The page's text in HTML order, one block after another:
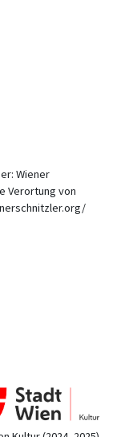
Wiener
Verortung von